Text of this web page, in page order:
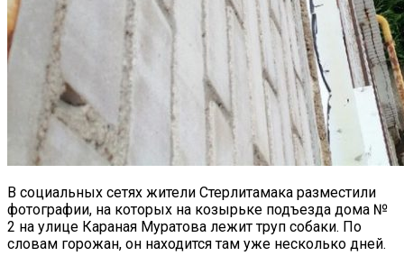
В социальных сетях жители Стерлитамака разместили
фотографии, на которых на козырьке подъезда дома №
2 на улице Караная Муратова лежит труп собаки. По
словам горожан, он находится там уже несколько дней.